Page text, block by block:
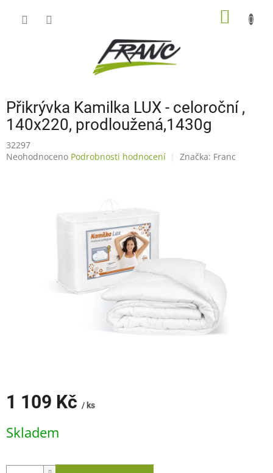
Přikrývka Kamilka LUX - celoroční ,
140x220, prodloužená,1430g
32297
Průměrné
Neohodnoceno Podrobnosti hodnocení Značka: Franc
1 109 Kč / ks
cena:
Skladem